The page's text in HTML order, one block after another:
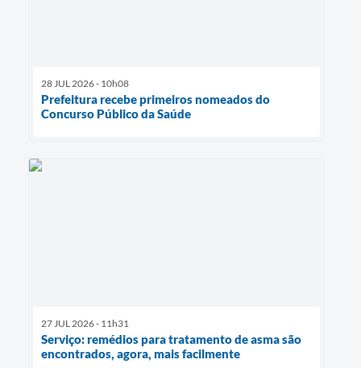
28 JUL 2026 - 10h08
Prefeitura recebe primeiros nomeados do
Concurso Público da Saúde
27 JUL 2026 - 11h31
Serviço: remédios para tratamento de asma são
encontrados, agora, mais facilmente